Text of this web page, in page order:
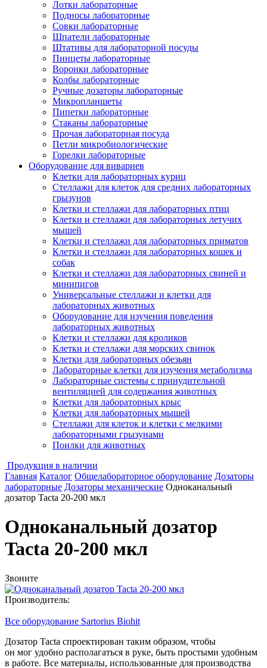
Лотки лабораторные
Подносы лабораторные
Совки лабораторные
Шпатели лабораторные
Штативы для лабораторной посуды
Пинцеты лабораторные
Воронки лабораторные
Колбы лабораторные
Ручные дозаторы лабораторные
Микропланшеты
Пипетки лабораторные
Стаканы лабораторные
Прочая лабораторная посуда
Петли микробиологические
Горелки лабораторные
Оборудование для вивариев
Клетки для лабораторных куриц
Стеллажи для клеток для средних лабораторных
грызунов
Клетки и стеллажи для лабораторных птиц
Клетки и стеллажи для лабораторных летучих
мышей
Клетки и стеллажи для лабораторных приматов
Клетки и стеллажи для лабораторных кошек и
собак
Клетки и стеллажи для лабораторных свиней и
минипигов
Универсальные стеллажи и клетки для
лабораторных животных
Оборудование для изучения поведения
лабораторных животных
Клетки и стеллажи для кроликов
Клетки и стеллажи для морских свинок
Клетки для лабораторных обезьян
Лабораторные клетки для изучения метаболизма
Лабораторные системы с принудительной
вентиляцией для содержания животных
Клетки для лабораторных крыс
Клетки для лабораторных мышей
Стеллажи для клеток и клетки с мелкими
лабораторными грызунами
Поилки для животных
Продукция в наличии
Главная Каталог Общелабораторное оборудование Дозаторы
лабораторные Дозаторы механические Одноканальный
дозатор Tacta 20-200 мкл
Одноканальный дозатор
Tacta 20-200 мкл
Звоните
Производитель:
Все оборудование Sartorius Biohit
Дозатор Tacta спроектирован таким образом, чтобы
он мог удобно располагаться в руке, быть простыми удобным
в работе. Все материалы, использованные для производства